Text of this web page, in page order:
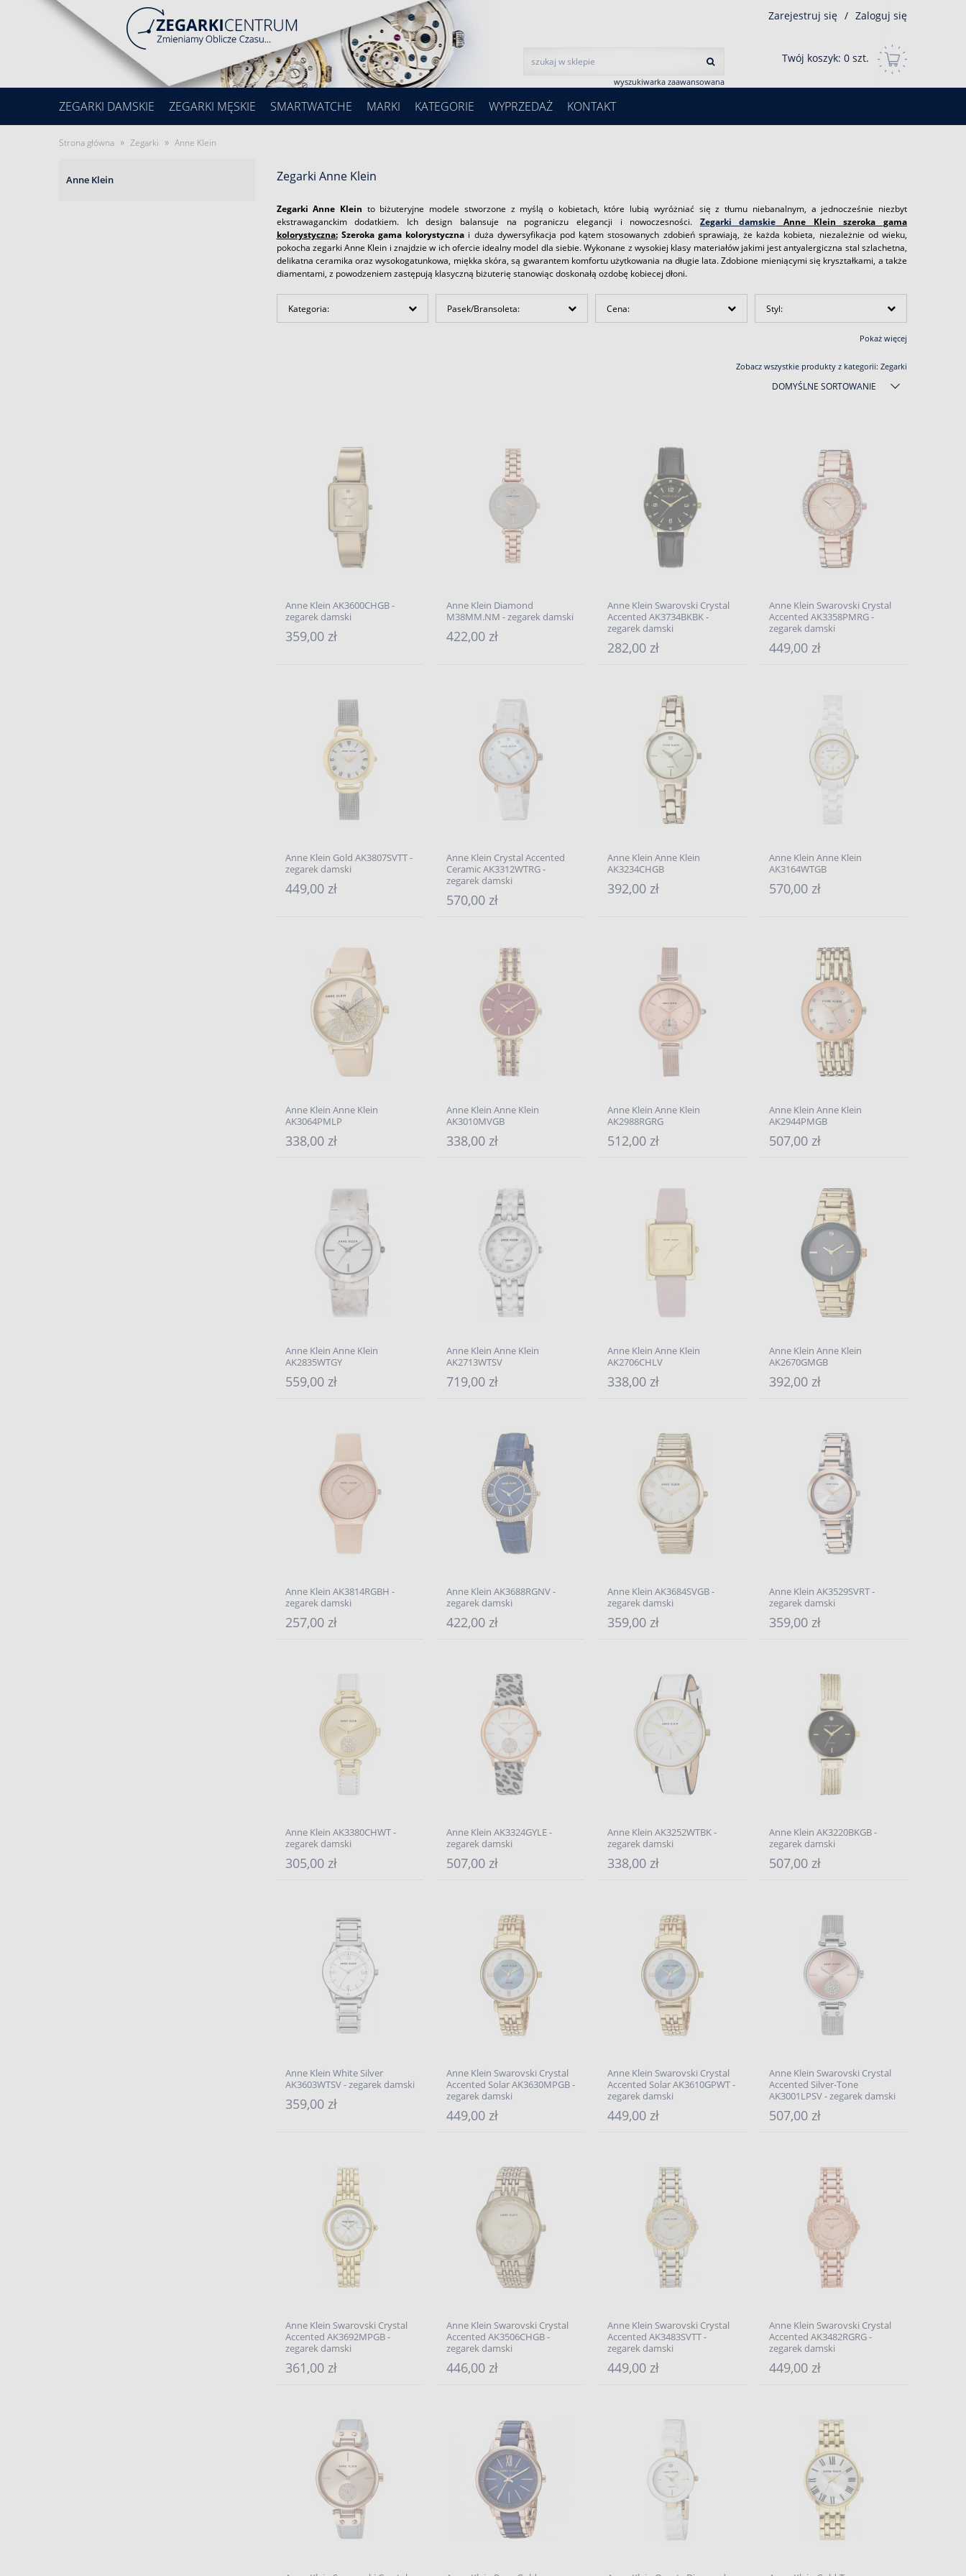
wyszukiwarka zaawansowana
Zarejestruj się / Zaloguj się
Twój koszyk: 0 szt.
ZEGARKI DAMSKIE ZEGARKI MĘSKIE SMARTWATCHE MARKI KATEGORIE WYPRZEDAŻ KONTAKT
Strona główna » Zegarki » Anne Klein
Anne Klein Zegarki Anne Klein
Zegarki Anne Klein to biżuteryjne modele stworzone z myślą o kobietach, które lubią wyróżniać się z tłumu niebanalnym, a jednocześnie niezbyt
ekstrawaganckim dodatkiem. Ich design balansuje na pograniczu elegancji i nowoczesności. Zegarki damskie Anne Klein szeroka gama
kolorystyczna: Szeroka gama kolorystyczna i duża dywersyfikacja pod kątem stosowanych zdobień sprawiają, że każda kobieta, niezależnie od wieku,
pokocha zegarki Anne Klein i znajdzie w ich ofercie idealny model dla siebie. Wykonane z wysokiej klasy materiałów jakimi jest antyalergiczna stal szlachetna,
delikatna ceramika oraz wysokogatunkowa, miękka skóra, są gwarantem komfortu użytkowania na długie lata. Zdobione mieniącymi się kryształkami, a także
diamentami, z powodzeniem zastępują klasyczną biżuterię stanowiąc doskonałą ozdobę kobiecej dłoni.
Kategoria: Pasek/Bransoleta: Cena: Styl:
Pokaż więcej
Zobacz wszystkie produkty z kategorii: Zegarki
DOMYŚLNE SORTOWANIE
Anne Klein AK3600CHGB -
zegarek damski
359,00 zł
Anne Klein Diamond
M38MM.NM - zegarek damski
422,00 zł
Anne Klein Swarovski Crystal
Accented AK3734BKBK -
zegarek damski
282,00 zł
Anne Klein Swarovski Crystal
Accented AK3358PMRG -
zegarek damski
449,00 zł
Anne Klein Gold AK3807SVTT -
zegarek damski
449,00 zł
Anne Klein Crystal Accented
Ceramic AK3312WTRG -
zegarek damski
570,00 zł
Anne Klein Anne Klein
AK3234CHGB
392,00 zł
Anne Klein Anne Klein
AK3164WTGB
570,00 zł
Anne Klein Anne Klein
AK3064PMLP
338,00 zł
Anne Klein Anne Klein
AK3010MVGB
338,00 zł
Anne Klein Anne Klein
AK2988RGRG
512,00 zł
Anne Klein Anne Klein
AK2944PMGB
507,00 zł
Anne Klein Anne Klein
AK2835WTGY
559,00 zł
Anne Klein Anne Klein
AK2713WTSV
719,00 zł
Anne Klein Anne Klein
AK2706CHLV
338,00 zł
Anne Klein Anne Klein
AK2670GMGB
392,00 zł
Anne Klein AK3814RGBH -
zegarek damski
257,00 zł
Anne Klein AK3688RGNV -
zegarek damski
422,00 zł
Anne Klein AK3684SVGB -
zegarek damski
359,00 zł
Anne Klein AK3529SVRT -
zegarek damski
359,00 zł
Anne Klein AK3380CHWT -
zegarek damski
305,00 zł
Anne Klein AK3324GYLE -
zegarek damski
507,00 zł
Anne Klein AK3252WTBK -
zegarek damski
338,00 zł
Anne Klein AK3220BKGB -
zegarek damski
507,00 zł
Anne Klein White Silver
AK3603WTSV - zegarek damski
359,00 zł
Anne Klein Swarovski Crystal
Accented Solar AK3630MPGB -
zegarek damski
449,00 zł
Anne Klein Swarovski Crystal
Accented Solar AK3610GPWT -
zegarek damski
449,00 zł
Anne Klein Swarovski Crystal
Accented Silver-Tone
AK3001LPSV - zegarek damski
507,00 zł
Anne Klein Swarovski Crystal
Accented AK3692MPGB -
zegarek damski
361,00 zł
Anne Klein Swarovski Crystal
Accented AK3506CHGB -
zegarek damski
446,00 zł
Anne Klein Swarovski Crystal
Accented AK3483SVTT -
zegarek damski
449,00 zł
Anne Klein Swarovski Crystal
Accented AK3482RGRG -
zegarek damski
449,00 zł